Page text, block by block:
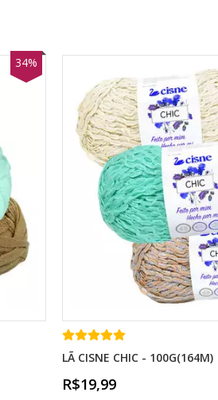
34%
LÃ CISNE CHIC - 100G(164M)
R$19,99